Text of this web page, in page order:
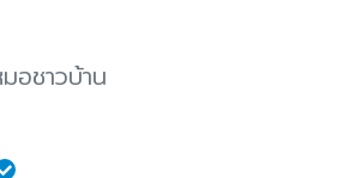
อชาวบ้าน